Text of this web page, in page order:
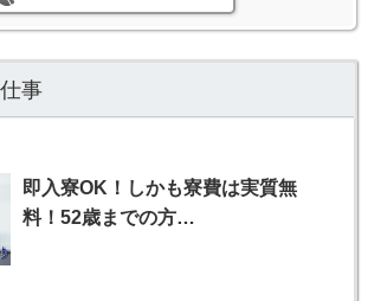
事
即入寮OK！しかも寮費は実質無
料！52歳までの方…